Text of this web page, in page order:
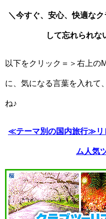
＼今すぐ、安心、快適な
して忘れられな
以下をクリック＝＞右上の
に、気になる言葉を入れて
ね♪
≪テーマ別の国内旅行≫リ
ム人気